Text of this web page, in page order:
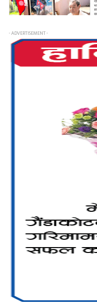
- ADVERTISEMENT -